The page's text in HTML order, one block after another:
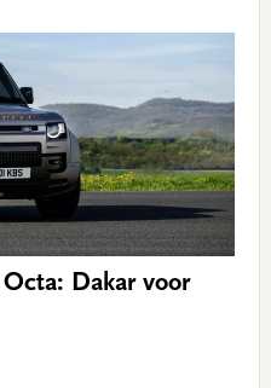
Dakar voor